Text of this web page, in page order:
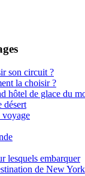
son circuit ?
la choisir ?
hôtel de glace du
désert
lesquels embarquer
de New York